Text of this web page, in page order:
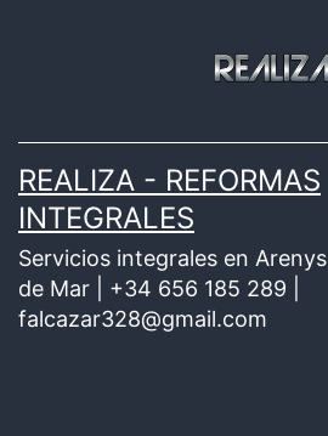
REALIZA - REFORMAS
INTEGRALES
Servicios integrales en Arenys
de Mar | +34 656 185 289 |
falcazar328@gmail.com